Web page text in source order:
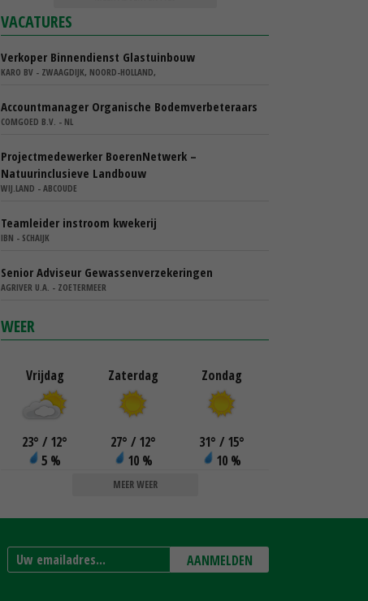
VACATURES
Verkoper Binnendienst Glastuinbouw
KARO BV - ZWAAGDIJK, NOORD-HOLLAND,
Accountmanager Organische Bodemverbeteraars
COMGOED B.V. - NL
Projectmedewerker BoerenNetwerk –
Natuurinclusieve Landbouw
WIJ.LAND - ABCOUDE
Teamleider instroom kwekerij
IBN - SCHAIJK
Senior Adviseur Gewassenverzekeringen
AGRIVER U.A. - ZOETERMEER
WEER
Vrijdag
23° / 12°
5 %
Zaterdag
27° / 12°
10 %
Zondag
31° / 15°
10 %
MEER WEER
AANMELDEN